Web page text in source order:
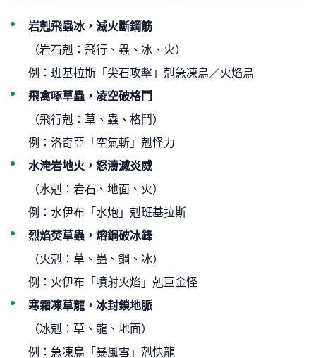
岩剋飛蟲冰，滅火斷鋼筋
（岩石剋：飛行、蟲、冰、火）
例：班基拉斯「尖石攻擊」剋急凍鳥／火焰鳥
飛禽啄草蟲，凌空破格鬥
（飛行剋：草、蟲、格鬥）
例：洛奇亞「空氣斬」剋怪力
水淹岩地火，怒濤滅炎威
（水剋：岩石、地面、火）
例：水伊布「水炮」剋班基拉斯
烈焰焚草蟲，熔鋼破冰鋒
（火剋：草、蟲、鋼、冰）
例：火伊布「噴射火焰」剋巨金怪
寒霜凍草龍，冰封鎖地脈
（冰剋：草、龍、地面）
例：急凍鳥「暴風雪」剋快龍